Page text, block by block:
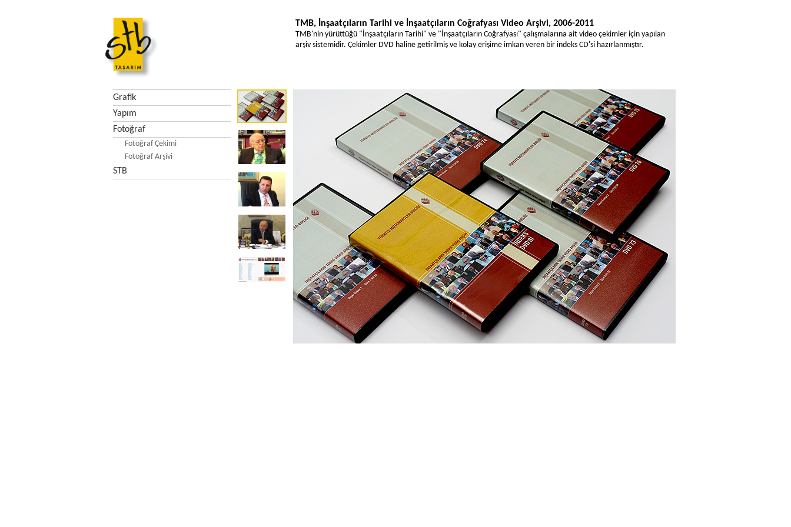
TMB, İnşaatçıların Tarihi ve İnşaatçıların Coğrafyası Video Arşivi, 2006-2011
TMB'nin yürüttüğü "İnşaatçıların Tarihi" ve "İnşaatçıların Coğrafyası" çalışmalarına ait video çekimler için yapılan
arşiv sistemidir. Çekimler DVD haline getirilmiş ve kolay erişime imkan veren bir indeks CD'si hazırlanmıştır.
Grafik
Yapım
Fotoğraf
Fotoğraf Çekimi
Fotoğraf Arşivi
STB